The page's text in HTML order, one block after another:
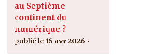
au Septième
continent du
numérique ?
16 avr 2026